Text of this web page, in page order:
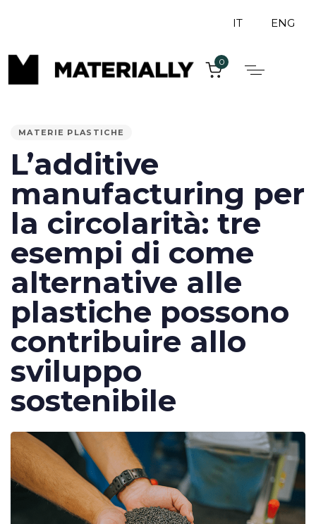
IT ENG
0
MATERIE PLASTICHE
L’additive
manufacturing per
la circolarità: tre
esempi di come
alternative alle
plastiche possono
contribuire allo
sviluppo
sostenibile